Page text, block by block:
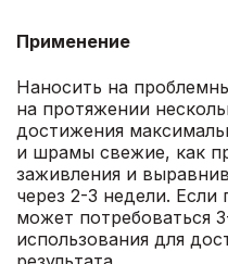
Применение
Наносить на
на протяжении
достижения
и шрамы свежие, как
заживления и
через 2-3 недели. Если
может потребоваться
использования для